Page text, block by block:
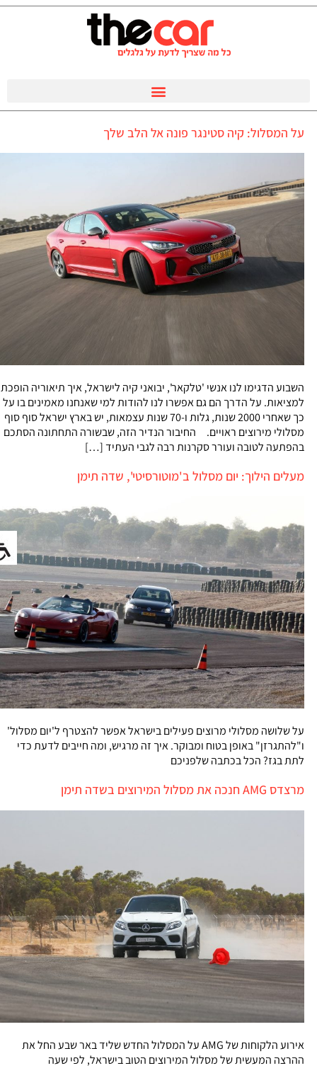
על המסלול: קיה סטינגר פונה אל הלב שלך
השבוע הדגימו לנו אנשי 'טלקאר', יבואני קיה לישראל, איך תיאוריה הופכת
למציאות. על הדרך הם גם אפשרו לנו להודות למי שאנחנו מאמינים בו על
כך שאחרי 2000 שנות, גלות ו-70 שנות עצמאות, יש בארץ ישראל סוף סוף
מסלולי מירוצים ראויים. החיבור הנדיר הזה, שבשורה התחתונה הסתכם
בהפתעה לטובה ועורר סקרנות רבה לגבי העתיד […]
מעלים הילוך: יום מסלול ב'מוטורסיטי', שדה תימן
על שלושה מסלולי מרוצים פעילים בישראל אפשר להצטרף ל'יום מסלול'
ו"להתגרזן" באופן בטוח ומבוקר. איך זה מרגיש, ומה חייבים לדעת כדי
לתת בגז? הכל בכתבה שלפניכם
מרצדס AMG חנכה את מסלול המירוצים בשדה תימן
אירוע הלקוחות של AMG על המסלול החדש שליד באר שבע החל את
ההרצה המעשית של מסלול המירוצים הטוב בישראל, לפי שעה